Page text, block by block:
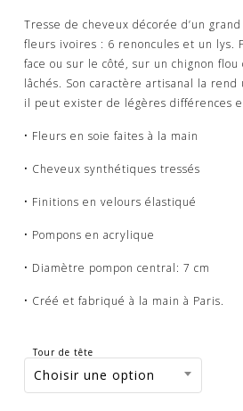
Tresse de cheveux décorée d’un
fleurs ivoires : 6 renoncules et un lys.
face ou sur le côté, sur un chignon flou
lâchés. Son caractère artisanal la rend
il peut exister de légères différences
• Fleurs en soie faites à la main
• Cheveux synthétiques tressés
• Finitions en velours élastiqué
• Pompons en acrylique
• Diamètre pompon central: 7 cm
• Créé et fabriqué à la main à Paris.
Tour de tête
Choisir une option